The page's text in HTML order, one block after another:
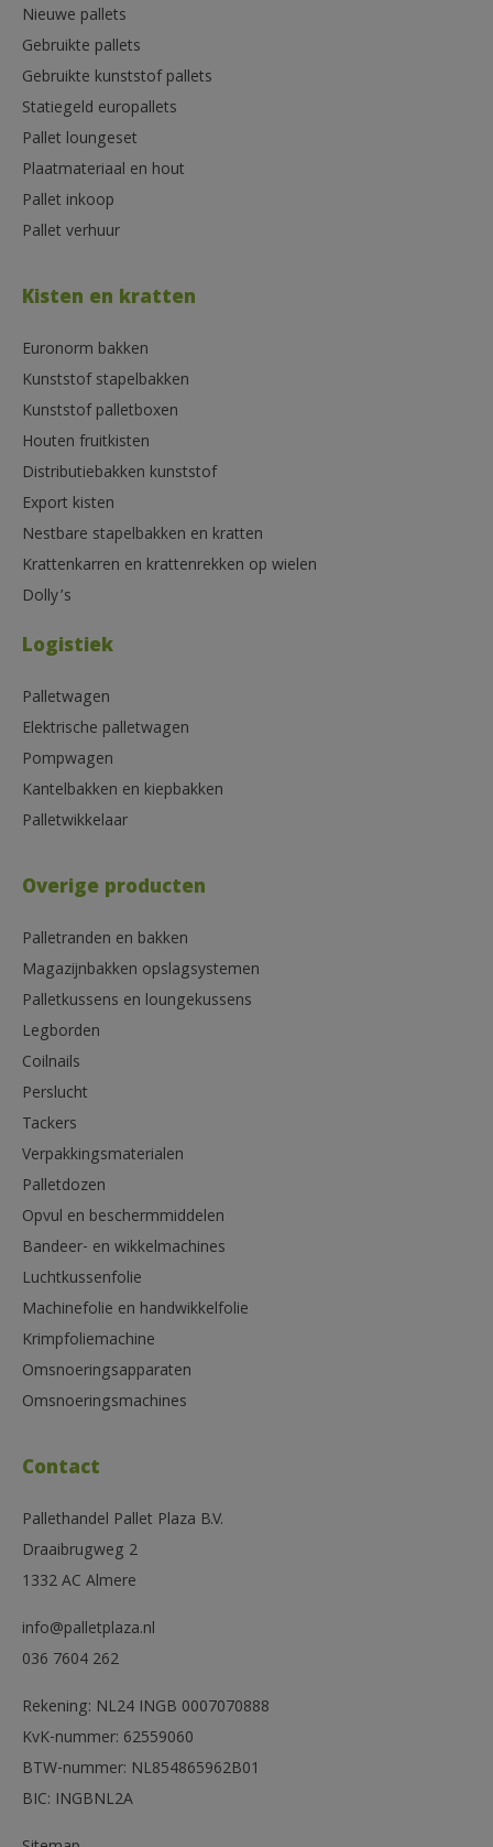
Nieuwe pallets
Gebruikte pallets
Gebruikte kunststof pallets
Statiegeld europallets
Pallet loungeset
Plaatmateriaal en hout
Pallet inkoop
Pallet verhuur
Kisten en kratten
Euronorm bakken
Kunststof stapelbakken
Kunststof palletboxen
Houten fruitkisten
Distributiebakken kunststof
Export kisten
Nestbare stapelbakken en kratten
Krattenkarren en krattenrekken op wielen
Dolly’s
Logistiek
Palletwagen
Elektrische palletwagen
Pompwagen
Kantelbakken en kiepbakken
Palletwikkelaar
Overige producten
Palletranden en bakken
Magazijnbakken opslagsystemen
Palletkussens en loungekussens
Legborden
Coilnails
Perslucht
Tackers
Verpakkingsmaterialen
Palletdozen
Opvul en beschermmiddelen
Bandeer- en wikkelmachines
Luchtkussenfolie
Machinefolie en handwikkelfolie
Krimpfoliemachine
Omsnoeringsapparaten
Omsnoeringsmachines
Contact
Pallethandel Pallet Plaza B.V.
Draaibrugweg 2
1332 AC Almere
info@palletplaza.nl
036 7604 262
Rekening: NL24 INGB 0007070888
KvK-nummer: 62559060
BTW-nummer: NL854865962B01
BIC: INGBNL2A